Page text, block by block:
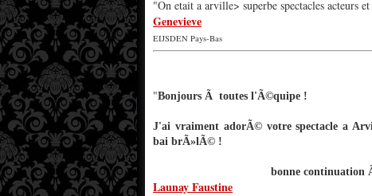
"On etait a arville> superbe spectacles
Genevieve
EIJSDEN Pays-Bas
"Bonjours Ã toutes l'Ã©quipe !
J'ai vraiment adorÃ© votre spectacle a
bai brÃ»lÃ© !
bonne continuation Ã
Launay Faustine